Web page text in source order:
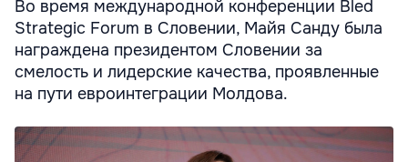
Во время международной конференции Bled
Strategic Forum в Словении, Майя Санду была
награждена президентом Словении за
смелость и лидерские качества, проявленные
на пути евроинтеграции Молдова.